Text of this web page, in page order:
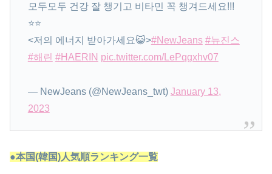
모두모두 건강 잘 챙기고 비타민 꼭 챙겨드세요!!!
⭐️⭐️
<저의 에너지 받아가세요😺>#NewJeans #뉴진스
#해린 #HAERIN pic.twitter.com/LePqgxhv07
— NewJeans (@NewJeans_twt) January 13,
2023
●本国(韓国)人気順ランキング一覧